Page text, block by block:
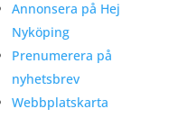
Annonsera på Hej
Nyköping
Prenumerera på
nyhetsbrev
Webbplatskarta